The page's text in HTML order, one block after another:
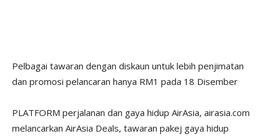
Pelbagai tawaran dengan diskaun untuk lebih penjimatan
dan promosi pelancaran hanya RM1 pada 18 Disember
PLATFORM perjalanan dan gaya hidup AirAsia, airasia.com
melancarkan AirAsia Deals, tawaran pakej gaya hidup